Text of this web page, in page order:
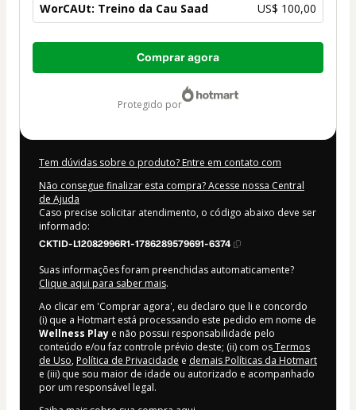
WorCAUt: Treino da Cau Saad US$ 100,00
Total
Comprar agora
protegido por
Tem dúvidas sobre o produto? Entre em contato com
Não consegue finalizar esta compra? Acesse nossa Central
de Ajuda
Caso precise solicitar atendimento, o código abaixo deve ser
informado:
CKTID-L12082996R1-1786289579691-6374
Suas informações foram preenchidas automaticamente?
Clique aqui para saber mais.
Ao clicar em 'Comprar agora', eu declaro que li e concordo
(i) que a Hotmart está processando este pedido em nome de
Wellness Play e não possui responsabilidade pelo
conteúdo e/ou faz controle prévio deste; (ii) com osTermos
de Uso, Política de Privacidade e demais Políticas da Hotmart
e (iii) que sou maior de idade ou autorizado e acompanhado
por um responsável legal.